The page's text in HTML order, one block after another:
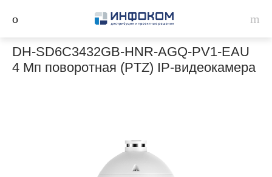
DH-SD6C3432GB-HNR-AGQ-PV1-EAU
4 Мп поворотная (PTZ) IP-видеокамера